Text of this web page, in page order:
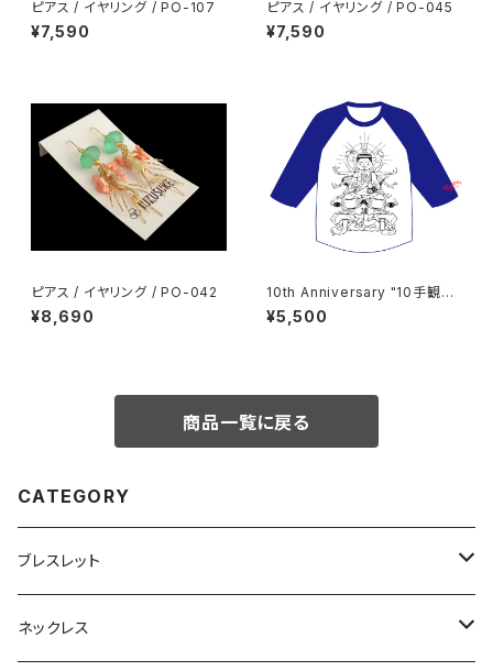
ピアス / イヤリング / PO-107
¥7,590
ピアス / イヤリング / PO-045
¥7,590
ピアス / イヤリング / PO-042
¥8,690
10th Anniversary "10手観音"
ラグラン
¥5,500
商品一覧に戻る
CATEGORY
ブレスレット
数珠ブレスレット
ネックレス